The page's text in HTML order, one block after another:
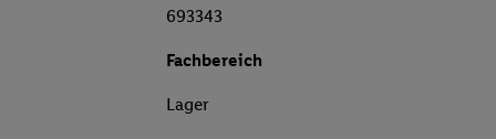
693343
Fachbereich
Lager